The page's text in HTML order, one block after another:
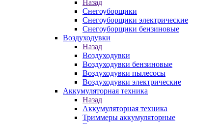
Назад
Снегоуборщики
Снегоуборщики электрические
Снегоуборщики бензиновые
Воздуходувки
Назад
Воздуходувки
Воздуходувки бензиновые
Воздуходувки пылесосы
Воздуходувки электрические
Аккумуляторная техника
Назад
Аккумуляторная техника
Триммеры аккумуляторные